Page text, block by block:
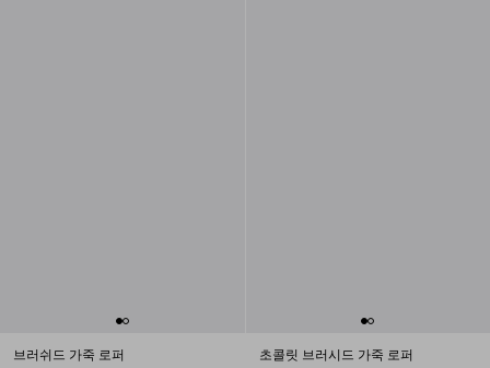
브러쉬드 가죽 로퍼
초콜릿 브러시드 가죽 로퍼